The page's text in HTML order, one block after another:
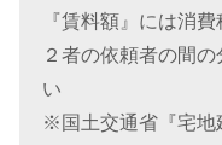
『賃料額』には消
２者の依頼者の間
い
※国土交通省『宅地